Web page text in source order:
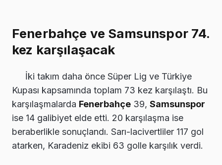
Fenerbahçe ve Samsunspor 74.
kez karşılaşacak
İki takım daha önce Süper Lig ve Türkiye
Kupası kapsamında toplam 73 kez karşılaştı. Bu
karşılaşmalarda Fenerbahçe 39, Samsunspor
ise 14 galibiyet elde etti. 20 karşılaşma ise
beraberlikle sonuçlandı. Sarı-lacivertliler 117 gol
atarken, Karadeniz ekibi 63 golle karşılık verdi.